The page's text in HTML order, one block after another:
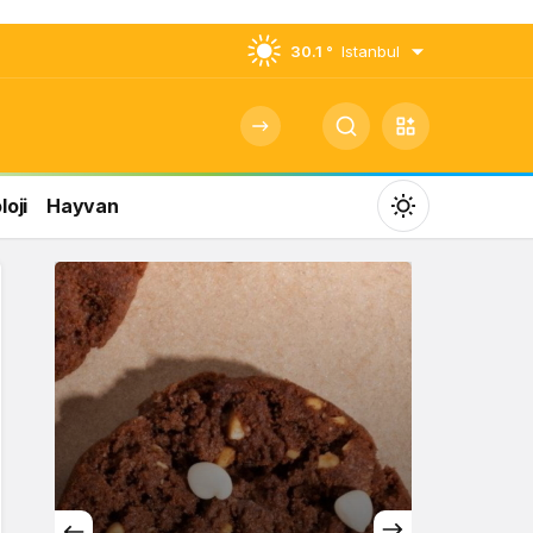
30.1 ° Istanbul
Hayvan
Mod
değiştir
Gündüz Modu
Gündüz modunu seçin.
Gece Modu
Gece modunu seçin.